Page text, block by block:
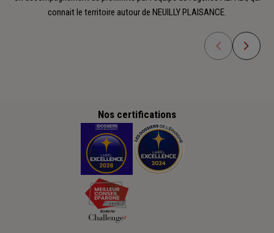
connait le territoire autour de NEUILLY PLAISANCE.
Nos certifications